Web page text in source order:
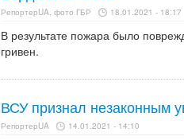
РепортерUA, фото ГБР 18.01.2021 - 18:17
В результате пожара было
гривен.
ВСУ признал незаконным
РепортерUA 14.01.2021 - 14:10